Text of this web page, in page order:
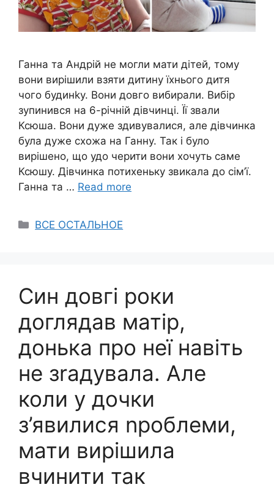
Ганна та Андрій не могли мати дітей, тому
вони вирішили взяти дитину їхнього дитя
чого будинkу. Вони довго вибирали. Вибір
зупинився на 6-річній дівчинці. Її звали
Ксюша. Вони дуже здивувалися, але дівчинка
була дуже схожа на Ганну. Так і було
вирішено, що удо черити вони хочуть саме
Ксюшу. Дівчинка потихеньку звикала до сім’ї.
Ганна та … Read more
Categories
ВСЕ ОСТАЛЬНОЕ
Син довгі роки
доглядав матір,
донька про неї навіть
не зrадувала. Але
коли у дочки
з’явилися nроблеми,
мати вирішила
вчинити так